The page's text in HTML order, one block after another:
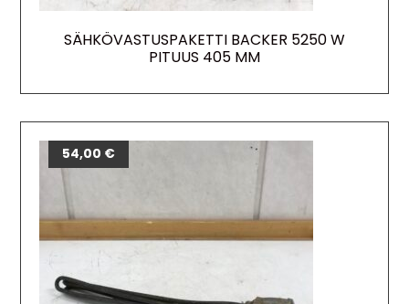
SÄHKÖVASTUSPAKETTI BACKER 5250 W
PITUUS 405 MM
54,00 €